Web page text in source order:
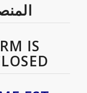
IS